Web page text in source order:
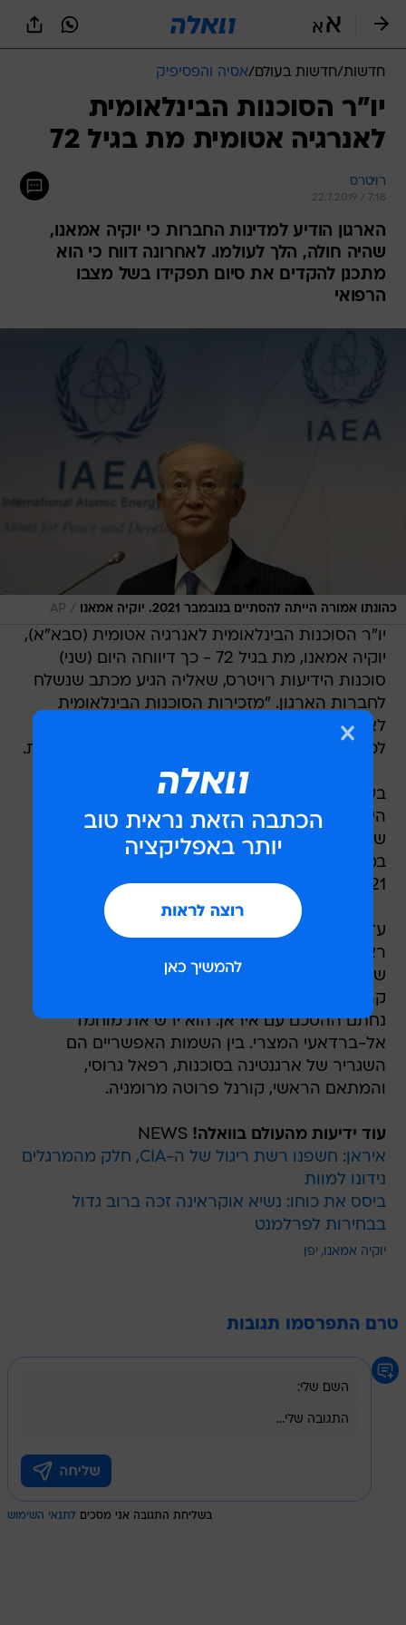
חדשות/חדשות בעולם /אסיה והפסיפיק
יו"ר הסוכנות הבינלאומית
לאנרגיה אטומית מת בגיל 72
רויטרס
22.7.2019 / 7:18
הארגון הודיע למדינות החברות כי יוקיה אמאנו,
שהיה חולה, הלך לעולמו. לאחרונה דווח כי הוא
מתכנן להקדים את סיום תפקידו בשל מצבו
הרפואי
כהונתו אמורה הייתה להסתיים בנובמבר 2021. יוקיה אמאנו /
AP
יו"ר הסוכנות הבינלאומית לאנרגיה אטומית (סבא"א),
יוקיה אמאנו, מת בגיל 72 - כך דיווחה היום (שני)
סוכנות הידיעות רויטרס, שאליה הגיע מכתב שנשלח
לחברות הארגון. "מזכירות הסוכנות הבינלאומית
לאנרגיה אטומית מצטערת להודיע בעצב כבד על
לכתו של יושב הראש יוקיה אמאנו", כתבה המזכירות.
בשבוע שאמר אמרו גורמים דיפלומטיים כי אמאנו
היפני מתכנן לפרוש מתפקידו במרץ בשל מחלה
שהחלישה אותו בשנה האחרונה. כהונתו, השלישית
2021.
עדיין לא ברור מיהם המועמדים להחליפו בתפקיד
ראש הסוכנות, שבין היתר אחראית על פיקוח יישומו
של הסכם הגרעין עם איראן שעומד בימים אלו בפני
נחתם ההסכם עם איראן. הוא ירש את מוחמד
אל-ברדאעי המצרי. בין השמות האפשריים הם
השגריר של ארגנטינה בסוכנות, רפאל גרוסי,
והמתאם הראשי, קורנל פרוטה מרומניה.
עוד ידיעות מהעולם בוואלה! NEWS
איראן: חשפנו רשת ריגול של ה-CIA, חלק מהמרגלים
נידונו למוות
ביסס את כוחו: נשיא אוקראינה זכה ברוב גדול
בבחירות לפרלמנט
יוקיה אמאנו יפן
טרם התפרסמו תגובות
בשליחת התגובה אני מסכים לתנאי השימוש